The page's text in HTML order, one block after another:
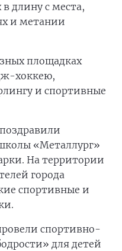
длину с места,
и метании
площадках
хоккею,
и спортивные
«Металлург»
На территории
города
спортивные и
спортивно-
для детей